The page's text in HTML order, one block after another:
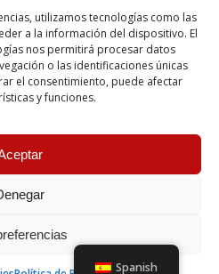
utilizamos tecnologías como las
a la información del dispositivo. El
nos permitirá procesar datos
o las identificaciones únicas
el consentimiento, puede afectar
y funciones.
de Privacidad
de Cookies
del bono Kit Digital y lo ha
Europea – NextGeneration EU
Todos los derechos reservados |
Spanish